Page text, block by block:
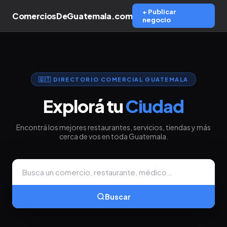
ComerciosDeGuatemala.com
+ Publicar
negocio
🇬🇹 DIRECTORIO COMERCIAL GUATEMALA
Explorá tuCiudad
Encontrá los mejores restaurantes, servicios, tiendas y más
cerca de vos en toda Guatemala.
Buscar